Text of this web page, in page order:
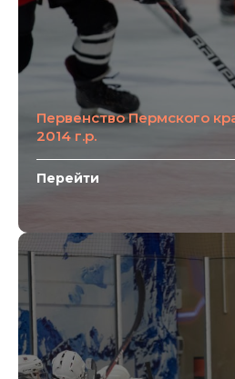
Первенство Пермского
2014 г.р.
Перейти